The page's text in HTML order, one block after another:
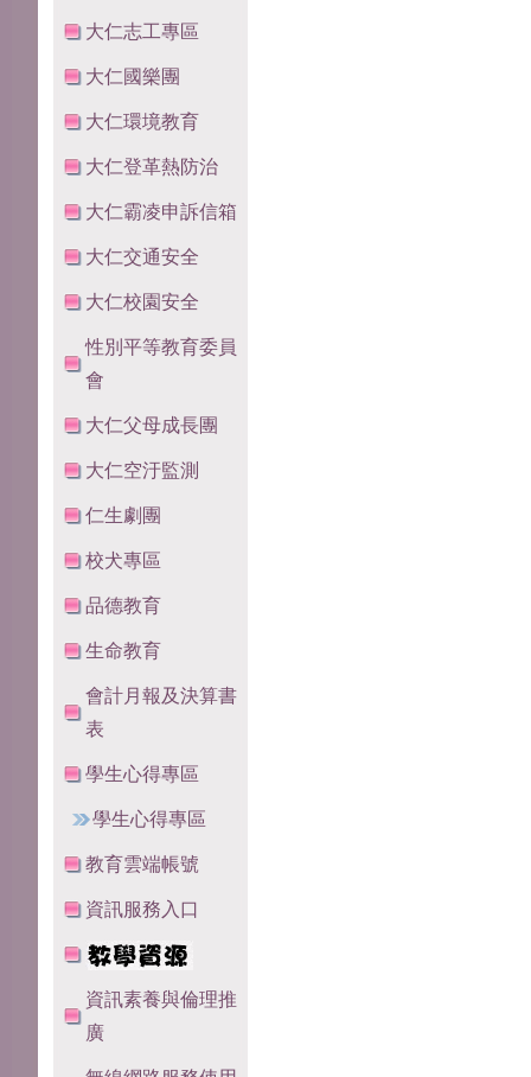
大仁志工專區
大仁國樂團
大仁環境教育
大仁登革熱防治
大仁霸凌申訴信箱
大仁交通安全
大仁校園安全
性別平等教育委員
會
大仁父母成長團
大仁空汙監測
仁生劇團
校犬專區
品德教育
生命教育
會計月報及決算書
表
學生心得專區
學生心得專區
教育雲端帳號
資訊服務入口
資訊素養與倫理推
廣